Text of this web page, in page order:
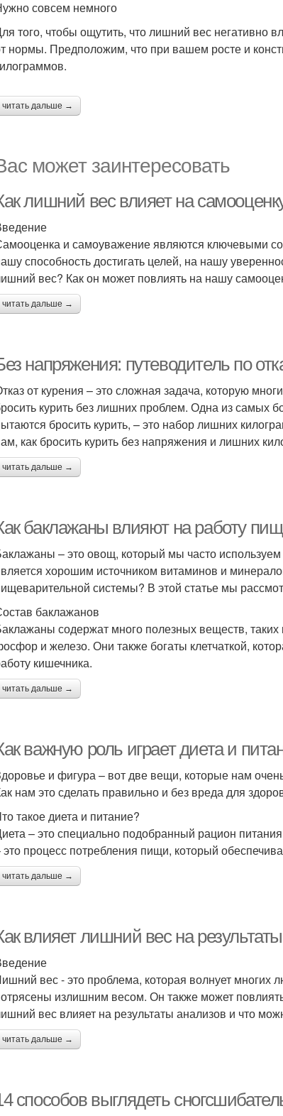
совсем немного
того, чтобы ощутить, что лишний вес негативно
нормы. Предположим, что при вашем росте и
читать дальше →
может заинтересовать
лишний вес влияет на
и самоуважение являются ключевыми
способность достигать целей, на нашу
вес? Как он может повлиять на нашу
читать дальше →
напряжения: путеводитель по
от курения – это сложная задача, которую
курить без лишних проблем. Одна из самых
бросить курить, – это набор лишних
как бросить курить без напряжения и лишних
читать дальше →
баклажаны влияют на работу
– это овощ, который мы часто
хорошим источником витаминов и
системы? В этой статье мы
баклажанов
содержат много полезных веществ,
и железо. Они также богаты клетчаткой,
кишечника.
читать дальше →
важную роль играет диета и
и фигура – вот две вещи, которые нам
нам это сделать правильно и без вреда для
такое диета и питание?
– это специально подобранный рацион
это процесс потребления пищи, который
читать дальше →
влияет лишний вес на
вес - это проблема, которая волнует многих
излишним весом. Он также может
вес влияет на результаты анализов и что
читать дальше →
способов выглядеть